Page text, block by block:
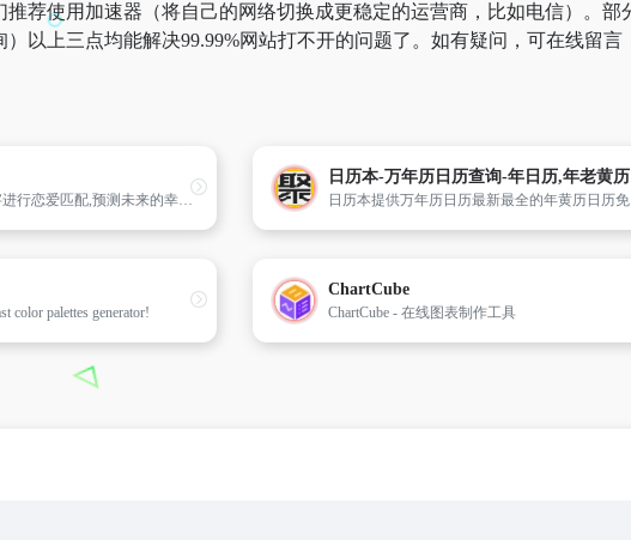
荐使用加速器（将自己的网络切换成更稳定的运营商，比如电信）。
以上三点均能解决99.99%网站打不开的问题了。如有疑问，可在线留言
根据男女双方的八字进行恋爱匹配,预测未来的幸福度。
color palettes generator!
ChartCube
ChartCube - 在线图表制作工具